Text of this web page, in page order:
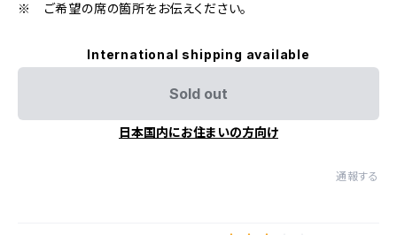
※ ご希望の席の箇所をお伝えください。
International shipping available
Sold out
日本国内にお住まいの方向け
通報する